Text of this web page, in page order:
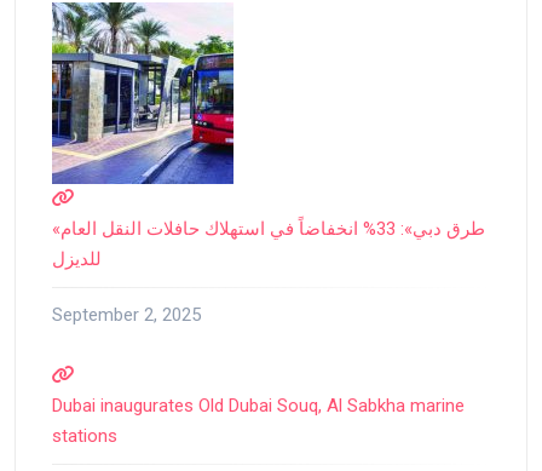
«طرق دبي»: 33% انخفاضاً في استهلاك حافلات النقل العام
للديزل
September 2, 2025
Dubai inaugurates Old Dubai Souq, Al Sabkha marine
stations